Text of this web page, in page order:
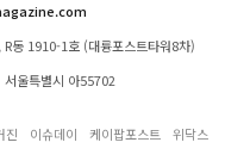
동 1910-1호 (대륭포스트타워8차)
서울특별시 아55702
진 이슈데이 케이팝포스트 위닥스